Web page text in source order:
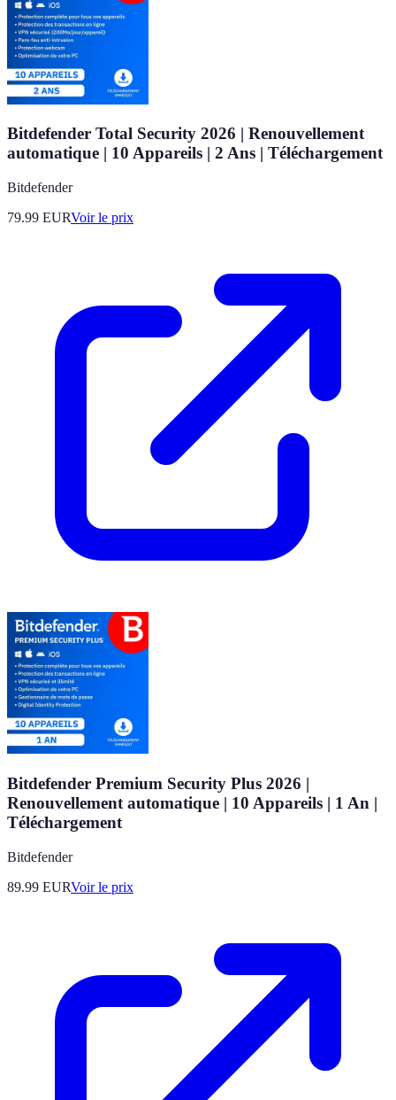
Bitdefender Total Security 2026 | Renouvellement
automatique | 10 Appareils | 2 Ans | Téléchargement
Bitdefender
79.99 EURVoir le prix
Bitdefender Premium Security Plus 2026 |
Renouvellement automatique | 10 Appareils | 1 An |
Téléchargement
Bitdefender
89.99 EURVoir le prix